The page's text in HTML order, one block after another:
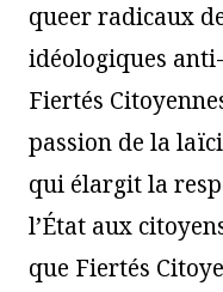
queer radicaux
idéologiques
Fiertés
passion de la
qui élargit la
l’État aux
que Fiertés